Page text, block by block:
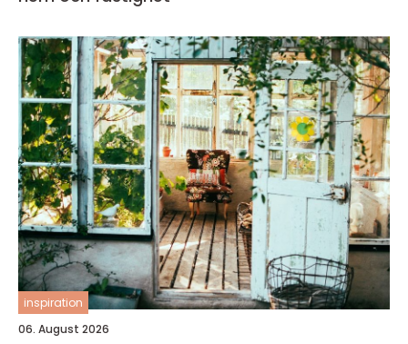
inspiration
06. August 2026